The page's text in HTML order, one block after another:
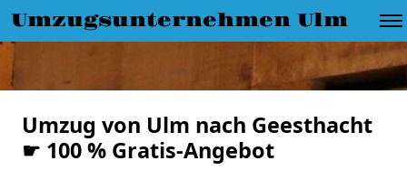
Umzugsunternehmen Ulm
Umzug von Ulm nach Geesthacht
☛ 100 % Gratis-Angebot